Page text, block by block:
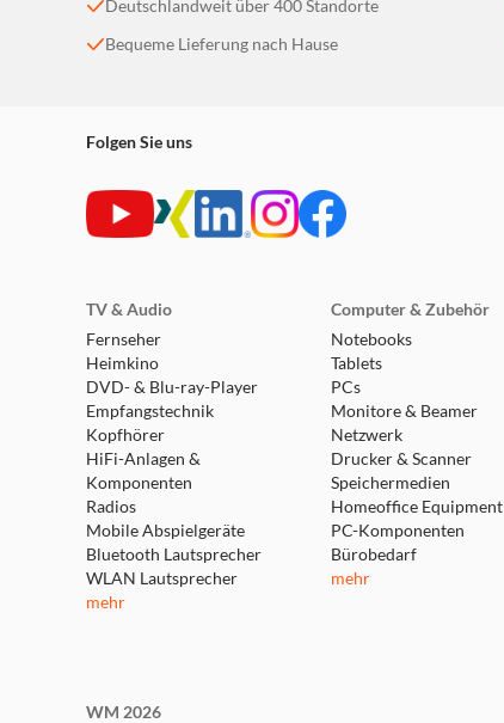
Deutschlandweit über 400 Standorte
Bequeme Lieferung nach Hause
Folgen Sie uns
TV & Audio
Fernseher
Heimkino
DVD- & Blu-ray-Player
Empfangstechnik
Kopfhörer
HiFi-Anlagen &
Komponenten
Radios
Mobile Abspielgeräte
Bluetooth Lautsprecher
WLAN Lautsprecher
mehr
Computer & Zubehör
Notebooks
Tablets
PCs
Monitore & Beamer
Netzwerk
Drucker & Scanner
Speichermedien
Homeoffice Equipment
PC-Komponenten
Bürobedarf
mehr
WM 2026